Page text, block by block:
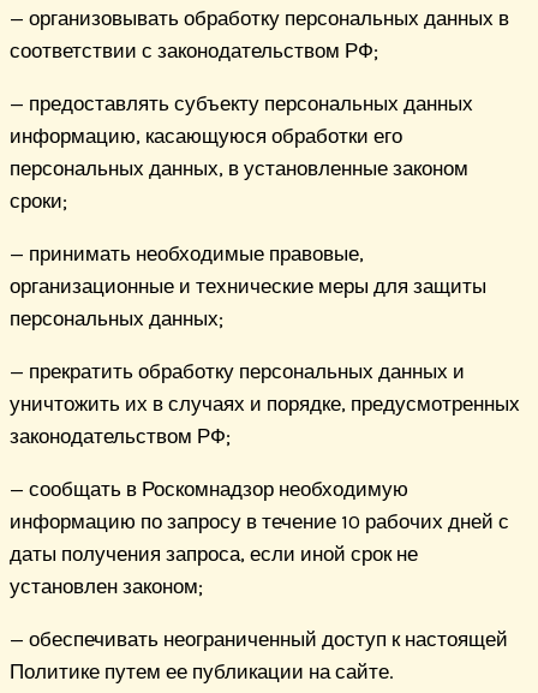
— организовывать обработку персональных данных в
соответствии с законодательством РФ;
— предоставлять субъекту персональных данных
информацию, касающуюся обработки его
персональных данных, в установленные законом
сроки;
— принимать необходимые правовые,
организационные и технические меры для защиты
персональных данных;
— прекратить обработку персональных данных и
уничтожить их в случаях и порядке, предусмотренных
законодательством РФ;
— сообщать в Роскомнадзор необходимую
информацию по запросу в течение 10 рабочих дней с
даты получения запроса, если иной срок не
установлен законом;
— обеспечивать неограниченный доступ к настоящей
Политике путем ее публикации на сайте.